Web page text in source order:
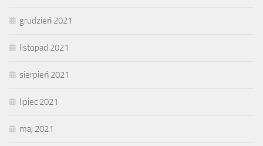
grudzień 2021
listopad 2021
sierpień 2021
lipiec 2021
maj 2021